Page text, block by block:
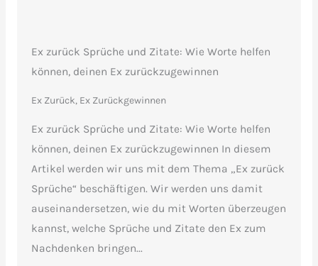
Ex zurück Sprüche und Zitate: Wie Worte helfen
können, deinen Ex zurückzugewinnen
Ex Zurück, Ex Zurückgewinnen
Ex zurück Sprüche und Zitate: Wie Worte helfen
können, deinen Ex zurückzugewinnen In diesem
Artikel werden wir uns mit dem Thema „Ex zurück
Sprüche“ beschäftigen. Wir werden uns damit
auseinandersetzen, wie du mit Worten überzeugen
kannst, welche Sprüche und Zitate den Ex zum
Nachdenken bringen...